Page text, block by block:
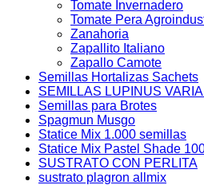
Tomate Invernadero
Tomate Pera
Zanahoria
Zapallito Italiano
Zapallo Camote
Semillas Hortalizas Sachets
SEMILLAS LUPINUS
Semillas para Brotes
Spagmun Musgo
Statice Mix 1.000 semillas
Statice Mix Pastel Shade
SUSTRATO CON PERLITA
sustrato plagron allmix